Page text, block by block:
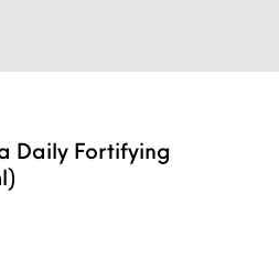
Daily Fortifying